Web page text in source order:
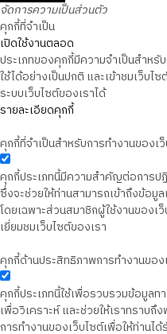
จัดการความเป็นส่วนตัว
คุกกี้ที่จำเป็น
เปิดใช้งานตลอด
ประเภทของคุกกี้มีความจำเป็นสำห
ใช้ได้อย่างเป็นปกติ และเข้าชมเว็บ
ระบบเว็บไซต์ของเราได้
รายละเอียดคุกกี้
คุกกี้ที่จำเป็นสำหรับการทำงานของเ
คุกกี้ประเภทนี้มีความสำคัญต่อการ
ซึ่งจะช่วยให้ท่านสามารถเข้าถึงข้อมู
โดยเฉพาะส่วนสมาชิกผู้ใช้งานของ
เยี่ยมชมเว็บไซต์ของเรา
คุกกี้ด้านประสิทธิภาพการทำงานขอ
คุกกี้ประเภทนี้ใช้เพื่อรวบรวมข้อมูลท
เพื่อวิเคราะห์ และช่วยให้เราทราบ
การทำงานของเว็บไซต์เพื่อให้ท่าน